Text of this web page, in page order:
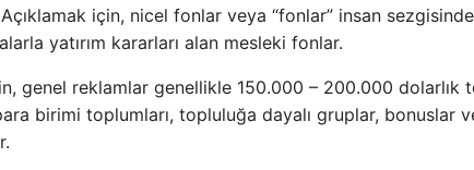
için, nicel fonlar veya “fonlar” insan
yatırım kararları alan mesleki fonlar.
genel reklamlar genellikle 150.000 – 200.000 dolarlık
birimi toplumları, topluluğa dayalı gruplar, bonuslar